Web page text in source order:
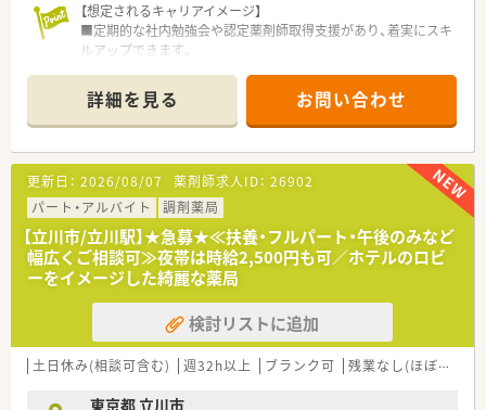
【想定されるキャリアイメージ】
■定期的な社内勉強会や認定薬剤師取得支援があり、着実にスキ
ルアップできます。
可能です。
■将来的には、居宅や施設在宅、無菌調剤のスキルも習得できま
す。
【こんな取り組みをしています】
■患者さん一人あたりの処方箋対応枚数を平均25枚に設定し、
丁寧な対応を心がけています。
■電話やLINEでの健康相談に積極的に対応し、地域貢献とファ
ン作りに注力しています。
■薬剤師が現場を取りまとめる体制で、薬剤師目線での運営が徹
底されています。
【店舗情報と応需状況について】
■立川駅から徒歩2分の駅チカに位置し、通勤に大変便利な調剤
薬局です。
80枚応需しています。
詳細を見る お問い合わせ
更新日： 2026/08/07 薬剤師求人ID： 26902
パート・アルバイト
調剤薬局
【立川市/立川駅】★急募★≪扶養・フルパート・午後のみなど
幅広くご相談可≫夜帯は時給2,500円も可／ホテルのロビ
ーをイメージした綺麗な薬局
検討リストに追加
土日休み(相談可含む) 週32h以上 ブランク可 残業なし(ほぼなし含む)
東京都 立川市